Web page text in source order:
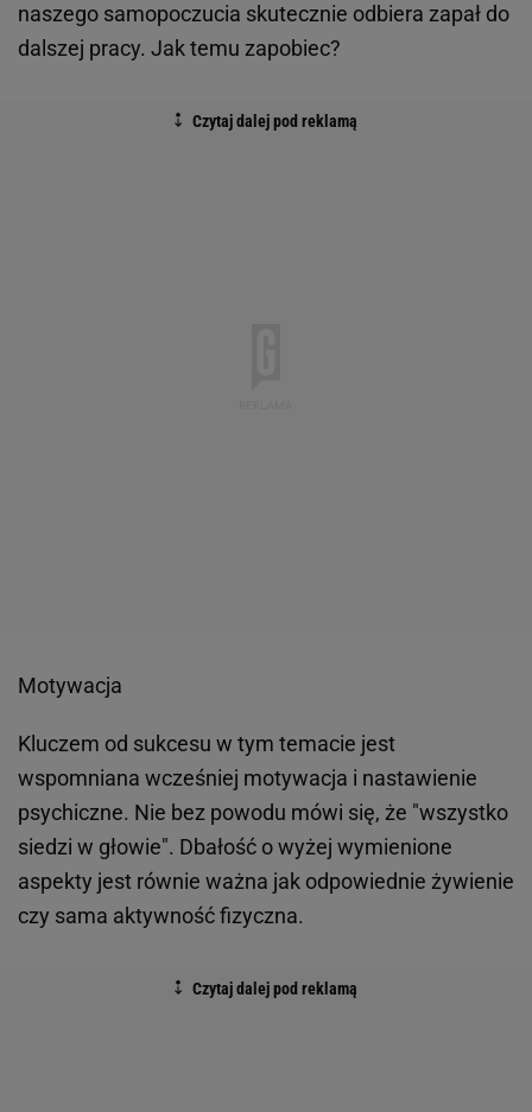
naszego samopoczucia skutecznie odbiera zapał do
dalszej pracy. Jak temu zapobiec?
Motywacja
Kluczem od sukcesu w tym temacie jest
wspomniana wcześniej motywacja i nastawienie
psychiczne. Nie bez powodu mówi się, że "wszystko
siedzi w głowie". Dbałość o wyżej wymienione
aspekty jest równie ważna jak odpowiednie żywienie
czy sama aktywność fizyczna.